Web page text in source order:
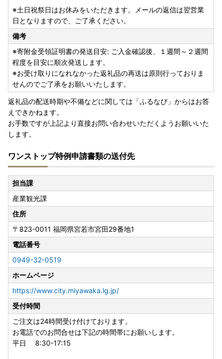
※土日祝祭日はお休みをいただきます。メールの返信は翌営業
日となりますので、ご了承ください。
備考
※寄附金受領証明書の発送目安: ご入金確認後、１週間～２週間
程度を目安に順次発送します。
※お受け取りになれなかった返礼品の再送は原則行っておりま
せんのでご了承をお願いいたします。
返礼品の配送時期や不備などに関しては「ふるなび」からはお答
えできかねます。
お手数ですが上記より直接お問い合わせいただくようお願いいた
します。
ワンストップ特例申請書類の送付先
担当課
産業観光課
住所
〒823-0011 福岡県宮若市宮田29番地1
電話番号
0949-32-0519
ホームページ
https://www.city.miyawaka.lg.jp/
受付時間
ご注文は24時間受け付けております。
お電話でのお問合せは下記の時間帯にお願いします。
平日 8:30-17:15